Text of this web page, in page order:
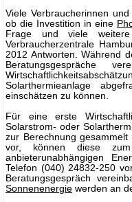
Viele Verbraucherinnen
ob die Investition in eine
Frage und viele
Verbraucherzentrale
2012 Antworten. Während
Beratungsgespräche
Solarthermieanlage
einschätzen zu können.
Für eine erste
Solarstrom- oder
zur Berechnung
vor, können diese
anbieterunabhängigen
Telefon (040) 24832-250
Beratungsgespräch
Sonnenenergie werden an